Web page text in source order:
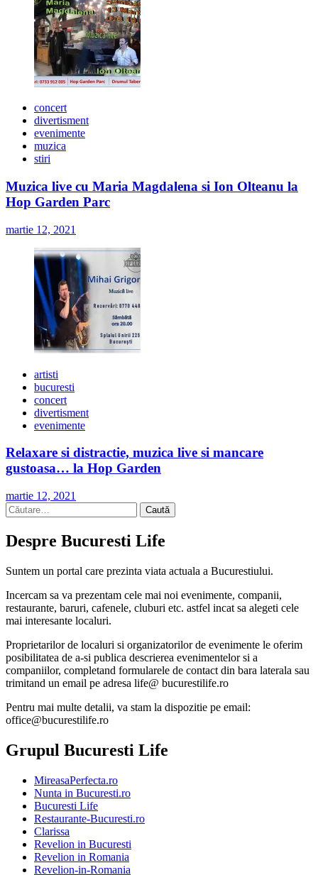
concert
divertisment
evenimente
muzica
stiri
Muzica live cu Maria Magdalena si Ion Olteanu la
Hop Garden Parc
martie 12, 2021
artisti
bucuresti
concert
divertisment
evenimente
Relaxare si distractie, muzica live si mancare
gustoasa… la Hop Garden
martie 12, 2021
Caută
după:
Despre Bucuresti Life
Suntem un portal care prezinta viata actuala a Bucurestiului.
Incercam sa va prezentam cele mai noi evenimente, companii,
restaurante, baruri, cafenele, cluburi etc. astfel incat sa alegeti cele
mai interesante localuri.
Proprietarilor de localuri si organizatorilor de evenimente le oferim
posibilitatea de a-si publica descrierea evenimentelor si a
companiilor, completand formularele de contact din bara laterala sau
trimitand un email pe adresa life@ bucurestilife.ro
Pentru mai multe detalii, va stam la dispozitie pe email:
office@bucurestilife.ro
Grupul Bucuresti Life
MireasaPerfecta.ro
Nunta in Bucuresti.ro
Bucuresti Life
Restaurante-Bucuresti.ro
Clarissa
Revelion in Bucuresti
Revelion in Romania
Revelion-in-Romania